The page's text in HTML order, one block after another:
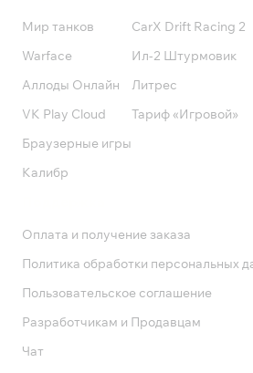
Мир танков
Warface
Аллоды Онлайн
VK Play Cloud
Браузерные игры
Калибр
CarX Drift Racing 2
Ил-2 Штурмовик
Литрес
Тариф «Игровой»
Оплата и получение заказа
Политика обработки персональных
Пользовательское соглашение
Разработчикам и Продавцам
Чат